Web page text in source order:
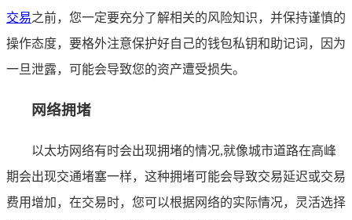
交易之前，您一定要充分了解相关的风险知识，并保持谨慎的
操作态度，要格外注意保护好自己的钱包私钥和助记词，因为
一旦泄露，可能会导致您的资产遭受损失。
网络拥堵
以太坊网络有时会出现拥堵的情况,就像城市道路在高峰
期会出现交通堵塞一样，这种拥堵可能会导致交易延迟或交易
费用增加，在交易时，您可以根据网络的实际情况，灵活选择